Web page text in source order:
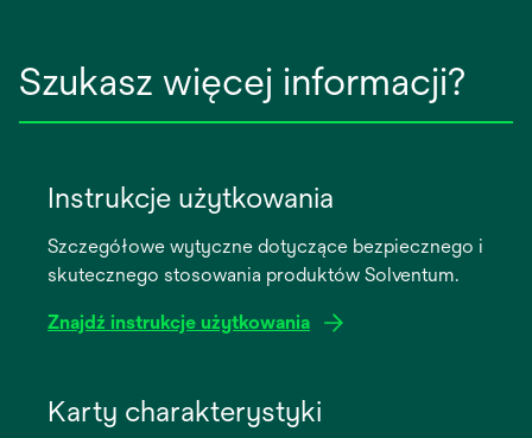
Szukasz więcej informacji?
Instrukcje użytkowania
Szczegółowe wytyczne dotyczące bezpiecznego i
skutecznego stosowania produktów Solventum.
Znajdź instrukcje użytkowania
Karty charakterystyki